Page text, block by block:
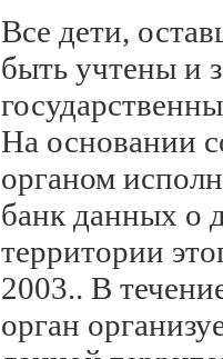
Все дети,
быть учтены и
На основании
органом
банк данных о
территории
2003.. В
орган